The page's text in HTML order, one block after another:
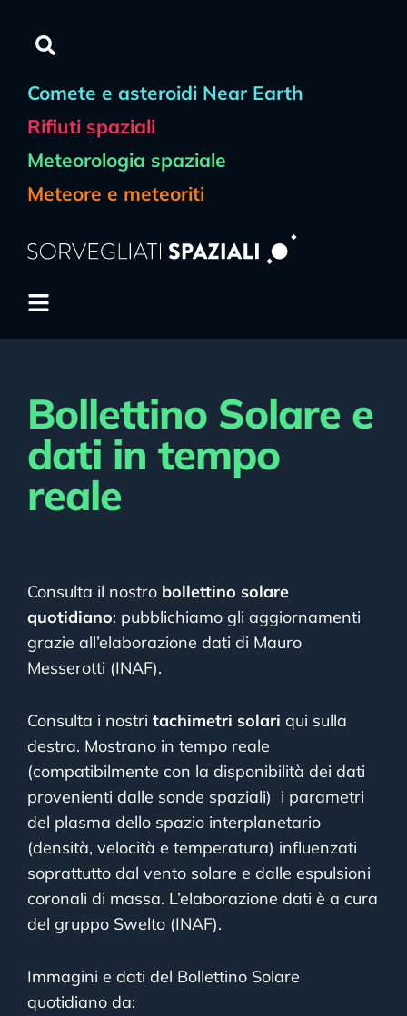
Comete e asteroidi Near Earth
Rifiuti spaziali
Meteorologia spaziale
Meteore e meteoriti
Bollettino Solare e
dati in tempo
reale
Consulta il nostro bollettino solare
quotidiano: pubblichiamo gli aggiornamenti
grazie all’elaborazione dati di Mauro
Messerotti (INAF).
Consulta i nostri tachimetri solari qui sulla
destra. Mostrano in tempo reale
(compatibilmente con la disponibilità dei dati
provenienti dalle sonde spaziali) i parametri
del plasma dello spazio interplanetario
(densità, velocità e temperatura) influenzati
soprattutto dal vento solare e dalle espulsioni
coronali di massa. L’elaborazione dati è a cura
del gruppo Swelto (INAF).
Immagini e dati del Bollettino Solare
quotidiano da: